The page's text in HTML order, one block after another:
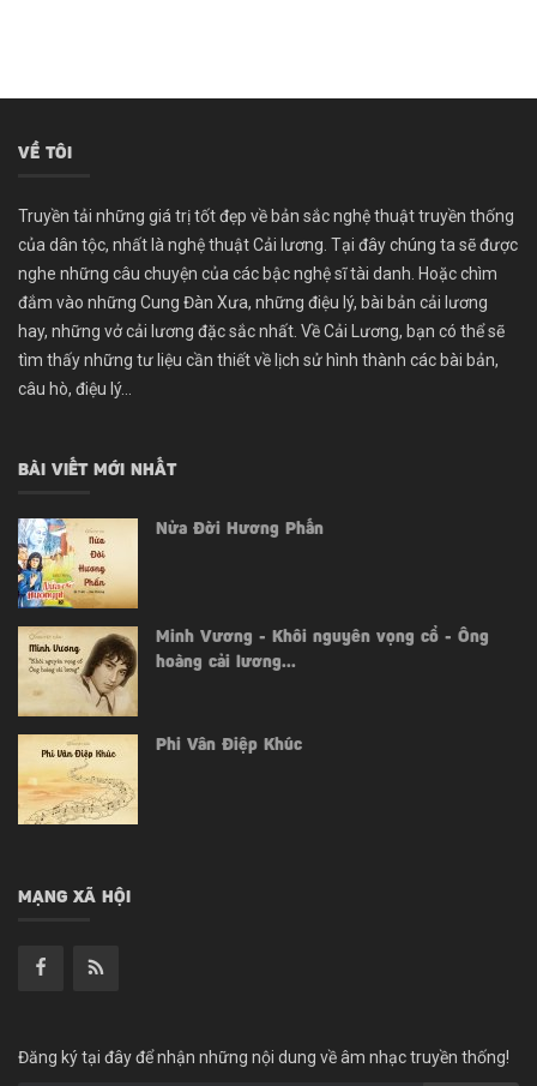
VỀ TÔI
Truyền tải những giá trị tốt đẹp về bản sắc nghệ thuật truyền thống
của dân tộc, nhất là nghệ thuật Cải lương. Tại đây chúng ta sẽ được
nghe những câu chuyện của các bậc nghệ sĩ tài danh. Hoặc chìm
đắm vào những Cung Đàn Xưa, những điệu lý, bài bản cải lương
hay, những vở cải lương đặc sắc nhất. Về Cải Lương, bạn có thể sẽ
tìm thấy những tư liệu cần thiết về lịch sử hình thành các bài bản,
câu hò, điệu lý...
BÀI VIẾT MỚI NHẤT
Nửa Đời Hương Phấn
Minh Vương - Khôi nguyên vọng cổ - Ông
hoàng cải lương...
Phi Vân Điệp Khúc
MẠNG XÃ HỘI
Đăng ký tại đây để nhận những nội dung về âm nhạc truyền thống!